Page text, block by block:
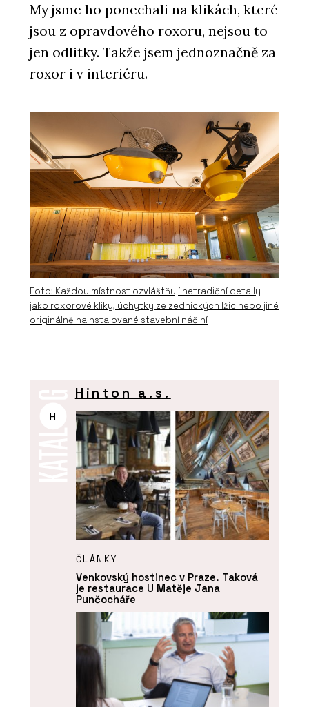
My jsme ho ponechali na klikách, které
jsou z opravdového roxoru, nejsou to
jen odlitky. Takže jsem jednoznačně za
roxor i v interiéru.
Foto: Každou místnost ozvláštňují netradiční detaily
jako roxorové kliky, úchytky ze zednických lžic nebo jiné
originálně nainstalované stavební náčiní
H
Hinton a.s.
ČLÁNKY
Venkovský hostinec v Praze. Taková
je restaurace U Matěje Jana
Punčocháře